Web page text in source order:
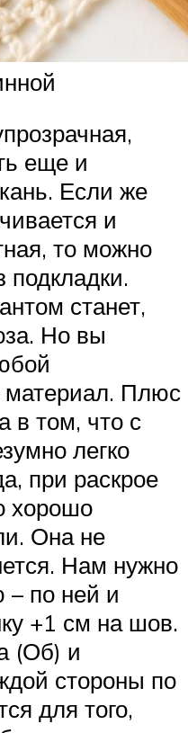
еще и
Если же
и
то можно
подкладки.
станет,
Но вы
Плюс
в том, что с
легко
при раскрое
хорошо
Она не
Нам нужно
– по ней и
+1 см на шов.
(Об) и
стороны по
для того,